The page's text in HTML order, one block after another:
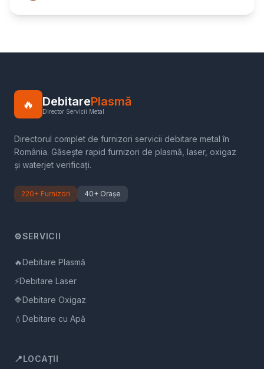
🔥 DebitarePlasmă
Director Servicii Metal
Directorul complet de furnizori servicii debitare metal în
România. Găsește rapid furnizori de plasmă, laser, oxigaz
și waterjet verificați.
220+ Furnizori 40+ Orașe
⚙️SERVICII
🔥Debitare Plasmă
⚡Debitare Laser
🔷Debitare Oxigaz
💧 Debitare cu Apă
📍LOCAȚII